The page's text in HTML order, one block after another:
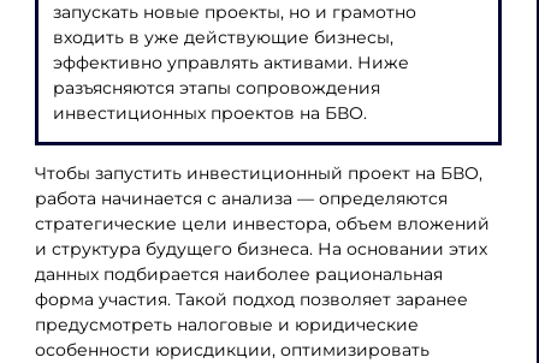
запускать новые проекты, но и грамотно
входить в уже действующие бизнесы,
эффективно управлять активами. Ниже
разъясняются этапы сопровождения
инвестиционных проектов на БВО.
Чтобы запустить инвестиционный проект на БВО,
работа начинается с анализа — определяются
стратегические цели инвестора, объем вложений
и структура будущего бизнеса. На основании этих
данных подбирается наиболее рациональная
форма участия. Такой подход позволяет заранее
предусмотреть налоговые и юридические
особенности юрисдикции, оптимизировать